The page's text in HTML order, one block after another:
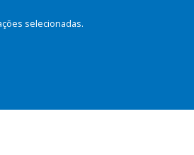
selecionadas.